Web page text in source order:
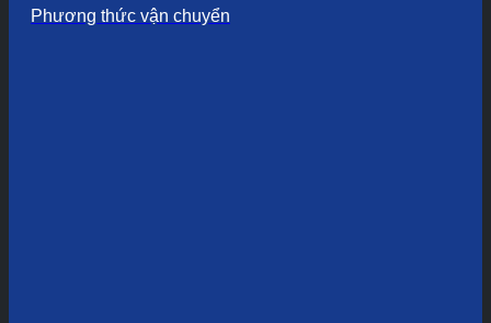
Phương thức vận chuyển